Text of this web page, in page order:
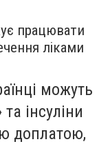
працювати
ліками
можуть
інсуліни
доплатою,